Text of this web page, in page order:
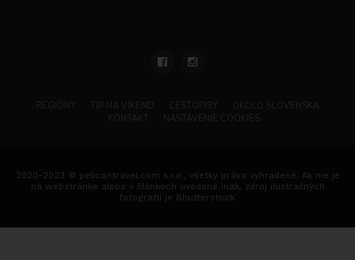
2020-2023 © pelicantravel.com s.r.o., všetky práva vyhradené. Ak nie je
na webstránke alebo v článkoch uvedené inak, zdroj ilustračných
fotografií je Shutterstock.